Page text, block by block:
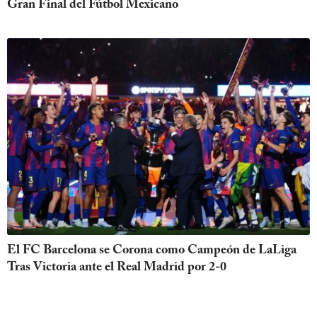
Gran Final del Fútbol Mexicano
El FC Barcelona se Corona como Campeón de LaLiga
Tras Victoria ante el Real Madrid por 2-0